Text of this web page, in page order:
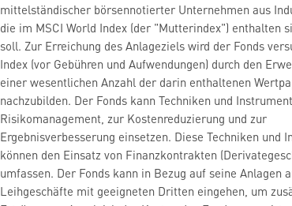
mittelständischer börsennotierter Unternehmen aus
die im MSCI World Index (der "Mutterindex") enthalten
soll. Zur Erreichung des Anlageziels wird der Fonds
Index (vor Gebühren und Aufwendungen) durch den
einer wesentlichen Anzahl der darin enthaltenen
nachzubilden. Der Fonds kann Techniken und
Risikomanagement, zur Kostenreduzierung und zur
Ergebnisverbesserung einsetzen. Diese Techniken und
können den Einsatz von Finanzkontrakten
umfassen. Der Fonds kann in Bezug auf seine Anlagen
Leihgeschäfte mit geeigneten Dritten eingehen, um